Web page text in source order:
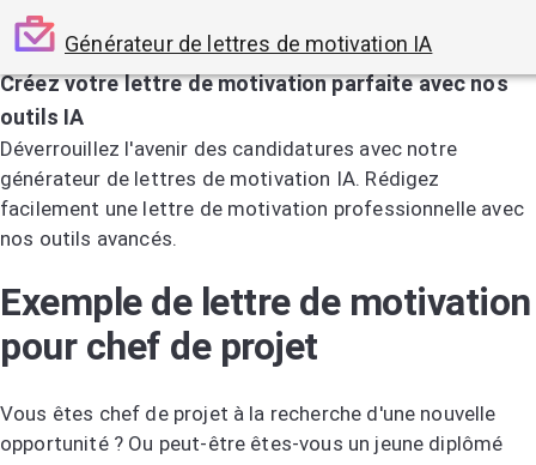
Générateur de lettres de motivation IA
Créez votre lettre de motivation parfaite avec nos
outils IA
Déverrouillez l'avenir des candidatures avec notre
générateur de lettres de motivation IA. Rédigez
facilement une lettre de motivation professionnelle avec
nos outils avancés.
Exemple de lettre de motivation
pour chef de projet
Vous êtes chef de projet à la recherche d'une nouvelle
opportunité ? Ou peut-être êtes-vous un jeune diplômé